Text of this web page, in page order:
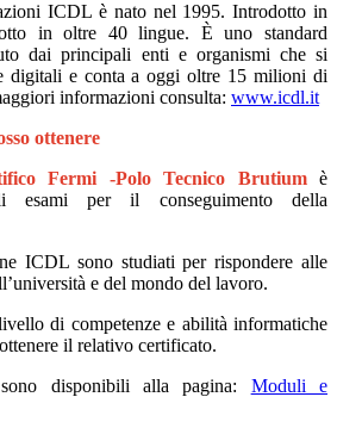
ICDL è nato nel 1995. Introdotto in
in oltre 40 lingue. È uno standard
dai principali enti e organismi che si
digitali e conta a oggi oltre 15 milioni di
informazioni consulta: www.icdl.it
ottenere
Fermi -Polo Tecnico Brutiumè
esami per il conseguimento della
ICDL sono studiati per rispondere alle
e del mondo del lavoro.
di competenze e abilità informatiche
il relativo certificato.
disponibili alla pagina: Moduli e